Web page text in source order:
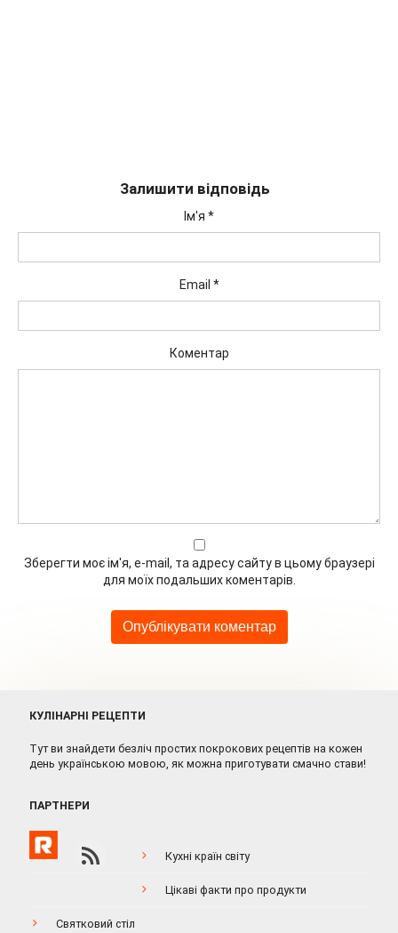
Залишити відповідь
Ім'я *
Email *
Коментар
Зберегти моє ім'я, e-mail, та адресу сайту в цьому браузері
для моїх подальших коментарів.
КУЛІНАРНІ РЕЦЕПТИ
Тут ви знайдети безліч простих покрокових рецептів на кожен
день українською мовою, як можна приготувати смачно стави!
ПАРТНЕРИ
Кухні країн світу
Цікаві факти про продукти
Святковий стіл